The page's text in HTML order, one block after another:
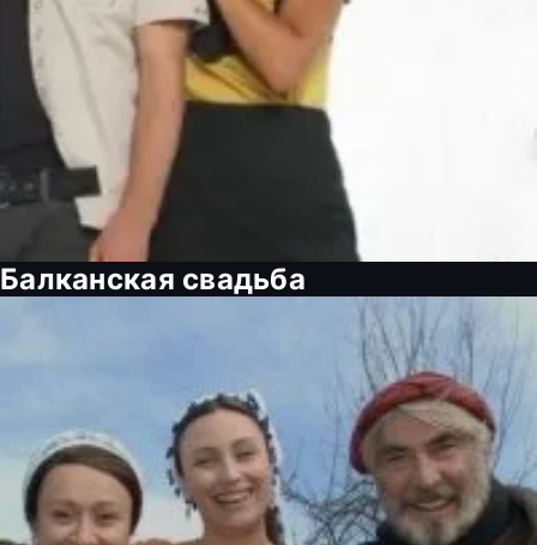
Балканская свадьба